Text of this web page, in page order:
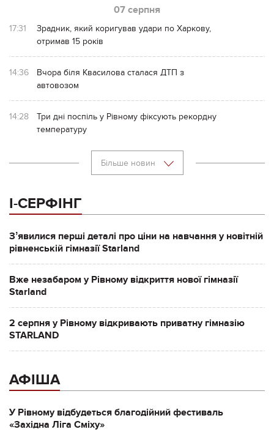
07 серпня
17:31
Зрадник, який коригував удари по Харкову,
отримав 15 років
14:36
Вчора біля Квасилова сталася ДТП з
автовозом
14:28
Три дні поспіль у Рівному фіксують рекордну
температуру
Більше новин
І-СЕРФІНГ
Зʼявилися перші деталі про ціни на навчання у новітній
рівненській гімназії Starland
Вже незабаром у Рівному відкриття нової гімназії
Starland
2 серпня у Рівному відкривають приватну гімназію
STARLAND
АФІША
У Рівному відбудеться благодійний фестиваль
«Західна Ліга Сміху»